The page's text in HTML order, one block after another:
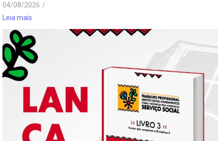
04/08/2026 /
Leia mais